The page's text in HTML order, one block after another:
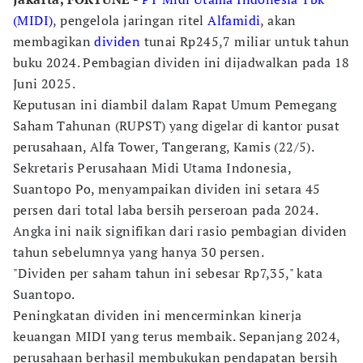
(MIDI), pengelola jaringan ritelAlfamidi, akan
membagikandividen tunai Rp245,7 miliar untuk tahun
buku 2024. Pembagian dividen ini dijadwalkan pada 18
Juni 2025.
Keputusan ini diambil dalam Rapat Umum Pemegang
Saham Tahunan (RUPST) yang digelar di kantor pusat
perusahaan, Alfa Tower, Tangerang, Kamis (22/5).
Sekretaris Perusahaan Midi Utama Indonesia,
Suantopo Po, menyampaikan dividen ini setara 45
persen dari total laba bersih perseroan pada 2024.
Angka ini naik signifikan dari rasio pembagian dividen
tahun sebelumnya yang hanya 30 persen.
"Dividen per saham tahun ini sebesar Rp7,35," kata
Suantopo.
Peningkatan dividen ini mencerminkan kinerja
keuangan MIDI yang terus membaik. Sepanjang 2024,
perusahaan berhasil membukukan pendapatan bersih